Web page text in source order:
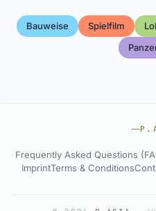
Bauweise Spielfilm
Frequently Asked Questions
ImprintTerms & Conditions